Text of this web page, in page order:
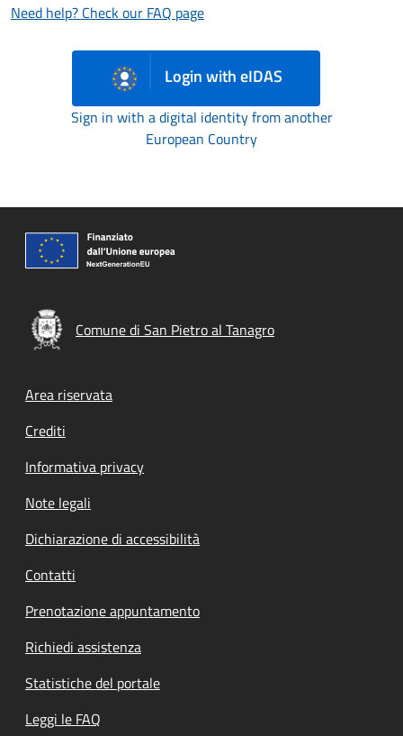
Need help? Check our FAQ page
Login with eIDAS
Sign in with a digital identity from another
European Country
Comune di San Pietro al Tanagro
Footer menu
Area riservata
Crediti
Informativa privacy
Note legali
Dichiarazione di accessibilità
Contatti
Prenotazione appuntamento
Richiedi assistenza
Statistiche del portale
Leggi le FAQ